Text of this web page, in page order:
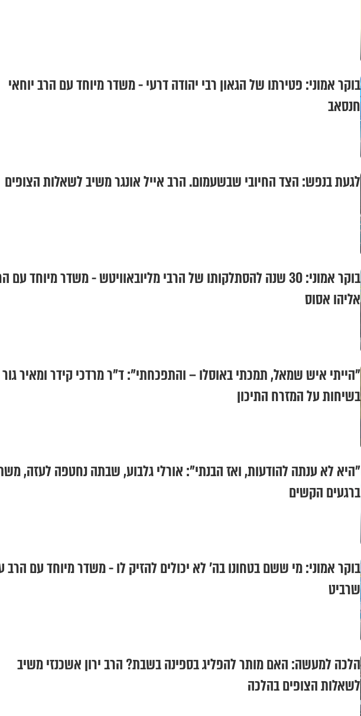
בוקר אמוני: פטירתו של הגאון רבי יהודה דרעי - משדר מיוחד עם הרב יוחאי
חנסאב
לגעת בנפש: הצד החיובי שבשעמום. הרב אייל אונגר משיב לשאלות הצופים
בוקר אמוני: 30 שנה להסתלקותו של הרבי מליובאוויטש - משדר מיוחד עם
אליהו אסוס
"הייתי איש שמאל, תמכתי באוסלו – והתפכחתי": ד"ר מרדכי קידר ומאיר גור
בשיחות על המזרח התיכון
"היא לא ענתה להודעות, ואז הבנתי": אורלי גלבוע, שבתה נחטפה לעזה,
ברגעים הקשים
בוקר אמוני: מי ששם בטחונו בה' לא יכולים להזיק לו - משדר מיוחד עם הרב
שרביט
הלכה למעשה: האם מותר להפליג בספינה בשבת? הרב ירון אשכנזי משיב
לשאלות הצופים בהלכה